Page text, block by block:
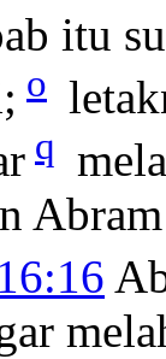
itu
o
q
16:16